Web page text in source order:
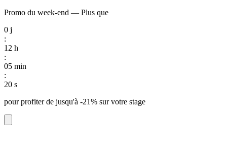
Promo du week-end — Plus que
0 j
:
12 h
:
05 min
:
19 s
pour profiter de jusqu'à -21% sur votre stage